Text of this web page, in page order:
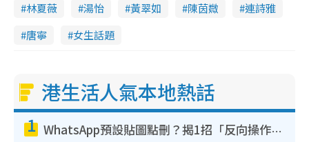
林夏薇
湯怡 黃翠如 陳茵媺
連詩雅
唐寧
女生話題
港生活人氣本地熱話
1 WhatsApp預設貼圖點刪？揭1招「反向操作」還原簡潔介面 附3步實測教學